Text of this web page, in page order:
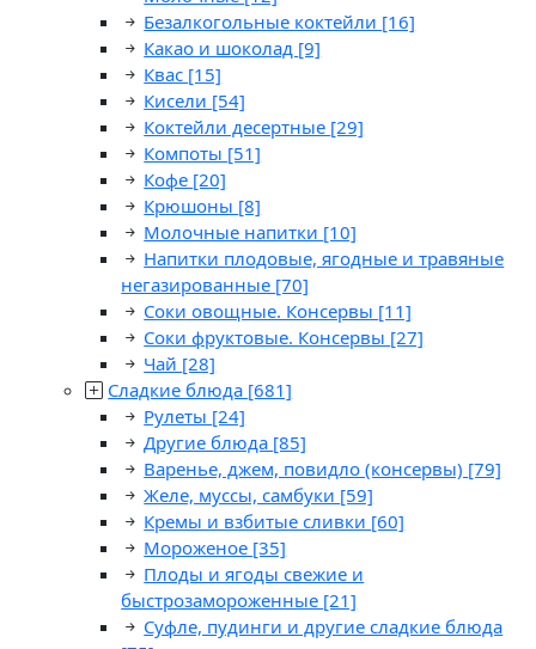
Безалкогольные коктейли [16]
Какао и шоколад [9]
Квас [15]
Кисели [54]
Коктейли десертные [29]
Компоты [51]
Кофе [20]
Крюшоны [8]
Молочные напитки [10]
Напитки плодовые, ягодные и травяные
негазированные [70]
Соки овощные. Консервы [11]
Соки фруктовые. Консервы [27]
Чай [28]
Сладкие блюда [681]
Рулеты [24]
Другие блюда [85]
Варенье, джем, повидло (консервы) [79]
Желе, муссы, самбуки [59]
Кремы и взбитые сливки [60]
Мороженое [35]
Плоды и ягоды свежие и
быстрозамороженные [21]
Суфле, пудинги и другие сладкие блюда